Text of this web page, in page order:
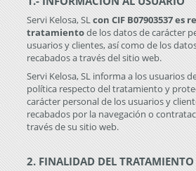
Servi Kelosa, SLcon CIF B07903537 es
tratamientode los datos de carácter
usuarios y clientes, así como de los
recabados a través del sitio web.
Servi Kelosa, SL informa a los usuarios
política respecto del tratamiento y
carácter personal de los usuarios y
recabados por la navegación o
través de su sitio web.
2. FINALIDAD DEL TRATAMIENTO